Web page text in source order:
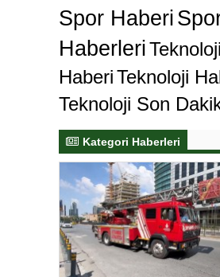
Spor Haberi
HaberleriTeknoloji
HaberiTeknoloji
Teknoloji Son
Kategori Haberleri